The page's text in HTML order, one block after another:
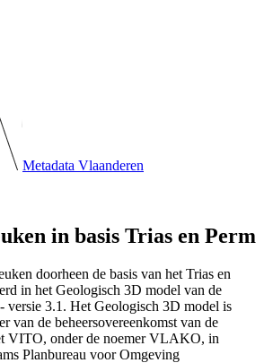
Metadata Vlaanderen
in basis Trias en Perm
doorheen de basis van het Trias en
in het Geologisch 3D model van de
versie 3.1. Het Geologisch 3D model is
van de beheersovereenkomst van de
VITO, onder de noemer VLAKO, in
Planbureau voor Omgeving